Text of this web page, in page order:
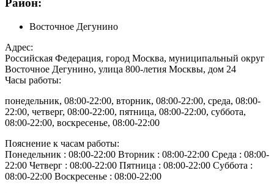
Район:
Восточное Дегунино
Адрес:
Российская Федерация, город Москва, муниципальный округ
Восточное Дегунино, улица 800-летия Москвы, дом 24
Часы работы:
понедельник, 08:00-22:00, вторник, 08:00-22:00, среда, 08:00-
22:00, четверг, 08:00-22:00, пятница, 08:00-22:00, суббота,
08:00-22:00, воскресенье, 08:00-22:00
Пояснение к часам работы:
Понедельник : 08:00-22:00 Вторник : 08:00-22:00 Среда : 08:00-
22:00 Четверг : 08:00-22:00 Пятница : 08:00-22:00 Суббота :
08:00-22:00 Воскресенье : 08:00-22:00